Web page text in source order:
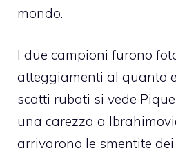
mondo.
I due campioni furono
atteggiamenti al quanto
scatti rubati si vede
una carezza a
arrivarono le smentite